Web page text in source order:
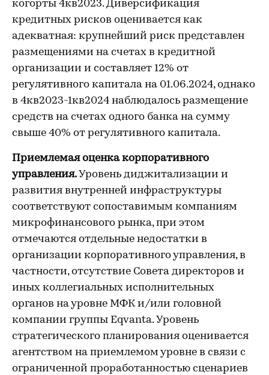
когорты 4кв2023. Диверсификация
кредитных рисков оценивается как
адекватная: крупнейший риск представлен
размещениями на счетах в кредитной
организации и составляет 12% от
регулятивного капитала на 01.06.2024, однако
в 4кв2023-1кв2024 наблюдалось размещение
средств на счетах одного банка на сумму
свыше 40% от регулятивного капитала.
Приемлемая оценка корпоративного
управления.Уровень диджитализации и
развития внутренней инфраструктуры
соответствуют сопоставимым компаниям
микрофинансового рынка, при этом
отмечаются отдельные недостатки в
организации корпоративного управления, в
частности, отсутствие Совета директоров и
иных коллегиальных исполнительных
органов на уровне МФК и/или головной
компании группы Eqvanta. Уровень
стратегического планирования оценивается
агентством на приемлемом уровне в связи с
ограниченной проработанностью сценариев